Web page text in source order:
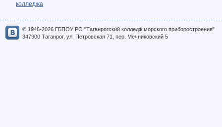
колледжа
© 1946-2026 ГБПОУ РО "Таганрогский колледж морского приборостроения"
347900 Таганрог, ул. Петровская 71, пер. Мечниковский 5